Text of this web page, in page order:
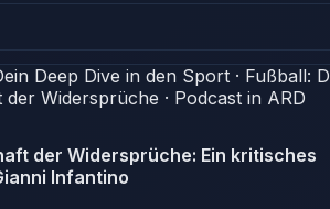
der Widersprüche: Ein kritisches
Infantino